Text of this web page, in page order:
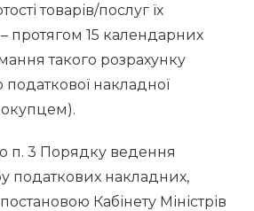
товарів/послуг їх
протягом 15 календарних
такого розрахунку
накладної
п. 3 Порядку ведення
податкових накладних,
Кабінету Міністрів